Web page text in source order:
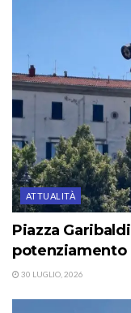
ATTUALITÀ
Piazza
potenziamento
30 LUGLIO, 2026